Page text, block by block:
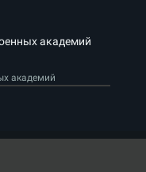
академий
академий